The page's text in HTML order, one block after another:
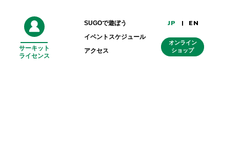
サーキット
ライセンス
SUGOで遊ぼう
イベントスケジュール
アクセス
JP EN
オンライン
ショップ外
部